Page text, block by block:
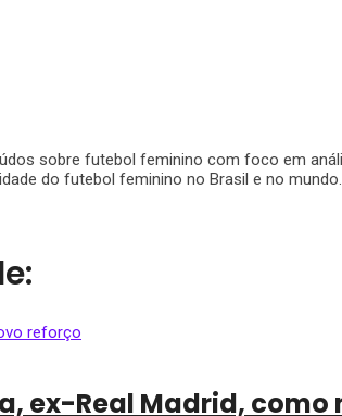
sobre futebol feminino com foco em
do futebol feminino no Brasil e no mundo.
ex-Real Madrid, como